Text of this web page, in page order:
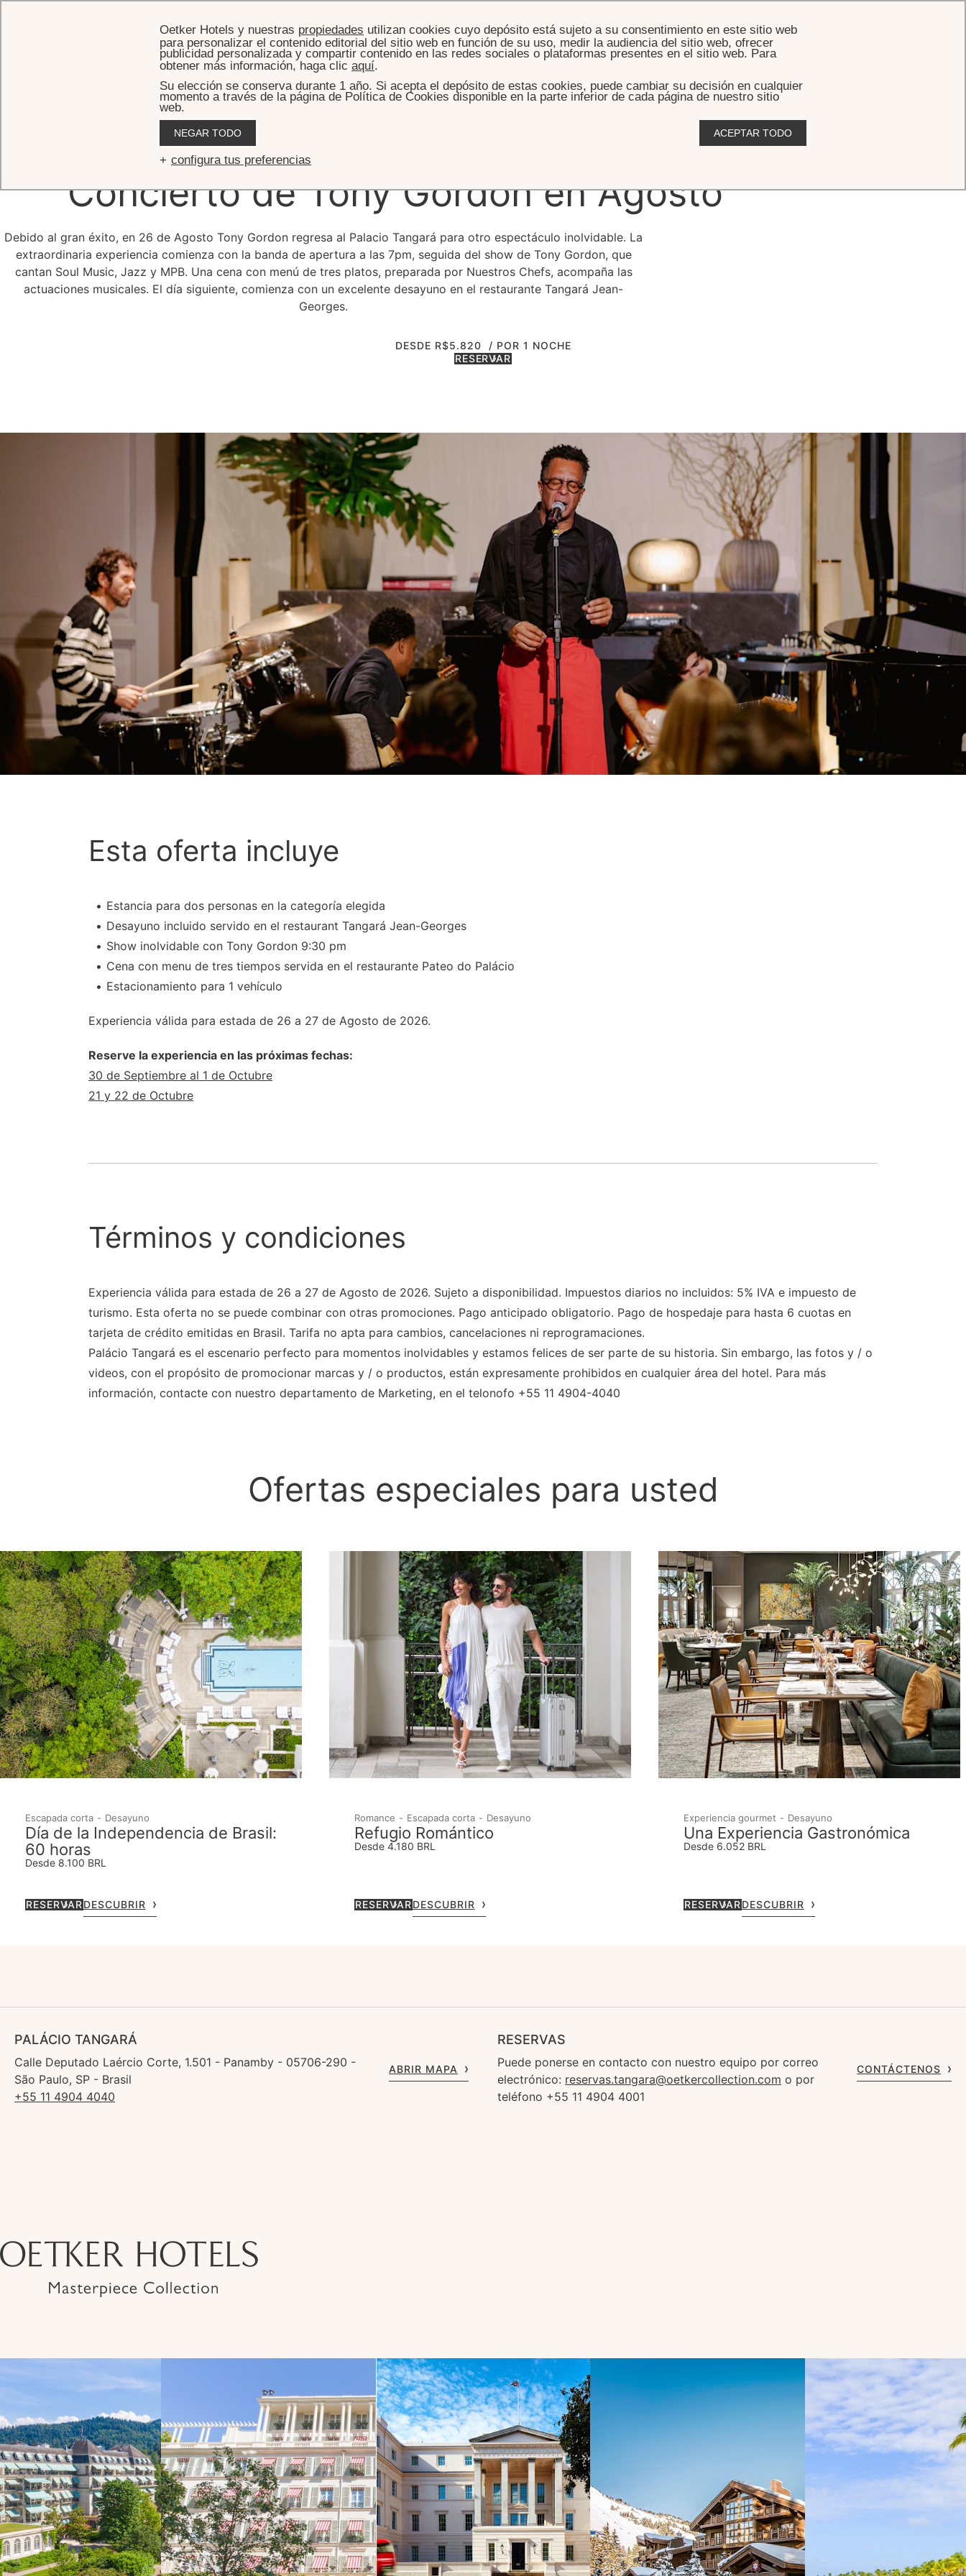
Let's celebrate!
Concierto de Tony Gordon en Agosto
Debido al gran éxito, en 26 de Agosto Tony Gordon regresa al Palacio Tangará para otro espectáculo inolvidable. La
extraordinaria experiencia comienza con la banda de apertura a las 7pm, seguida del show de Tony Gordon, que
cantan Soul Music, Jazz y MPB. Una cena con menú de tres platos, preparada por Nuestros Chefs, acompaña las
actuaciones musicales. El día siguiente, comienza con un excelente desayuno en el restaurante Tangará Jean-
Georges.
DESDE R$5.820 / POR 1 NOCHE
RESERVAR
Esta oferta incluye
Estancia para dos personas en la categoría elegida
Desayuno incluido servido en el restaurant Tangará Jean-Georges
Show inolvidable con Tony Gordon 9:30 pm
Cena con menu de tres tiempos servida en el restaurante Pateo do Palácio
Estacionamiento para 1 vehículo
Experiencia válida para estada de 26 a 27 de Agosto de 2026.
Reserve la experiencia en las próximas fechas:
30 de Septiembre al 1 de Octubre
21 y 22 de Octubre
Términos y condiciones
Experiencia válida para estada de 26 a 27 de Agosto de 2026. Sujeto a disponibilidad. Impuestos diarios no incluidos: 5% IVA e impuesto de
turismo. Esta oferta no se puede combinar con otras promociones. Pago anticipado obligatorio. Pago de hospedaje para hasta 6 cuotas en
tarjeta de crédito emitidas en Brasil. Tarifa no apta para cambios, cancelaciones ni reprogramaciones.
Palácio Tangará es el escenario perfecto para momentos inolvidables y estamos felices de ser parte de su historia. Sin embargo, las fotos y / o
videos, con el propósito de promocionar marcas y / o productos, están expresamente prohibidos en cualquier área del hotel. Para más
información, contacte con nuestro departamento de Marketing, en el telonofo +55 11 4904-4040
Ofertas especiales para usted
Escapada corta Desayuno
Día de la Independencia de Brasil:
60 horas
Desde 8.100 BRL
RESERVARDESCUBRIR
Romance Escapada corta Desayuno
Refugio Romántico
Desde 4.180 BRL
RESERVARDESCUBRIR
Experiencia gourmet Desayuno
Una Experiencia Gastronómica
Desde 6.052 BRL
RESERVARDESCUBRIR
PALÁCIO TANGARÁ
Calle Deputado Laércio Corte, 1.501 - Panamby - 05706-290 -
São Paulo, SP - Brasil
+55 11 4904 4040
ABRIR MAPA
RESERVAS
Puede ponerse en contacto con nuestro equipo por correo
electrónico: reservas.tangara@oetkercollection.com o por
teléfono +55 11 4904 4001
CONTÁCTENOS
Oetker Hotels y nuestras propiedades utilizan cookies cuyo depósito está sujeto a su consentimiento en este sitio web
para personalizar el contenido editorial del sitio web en función de su uso, medir la audiencia del sitio web, ofrecer
publicidad personalizada y compartir contenido en las redes sociales o plataformas presentes en el sitio web. Para
obtener más información, haga clic aquí.
Su elección se conserva durante 1 año. Si acepta el depósito de estas cookies, puede cambiar su decisión en cualquier
momento a través de la página de Política de Cookies disponible en la parte inferior de cada página de nuestro sitio
web.
NEGAR TODO ACEPTAR TODO
configura tus preferencias